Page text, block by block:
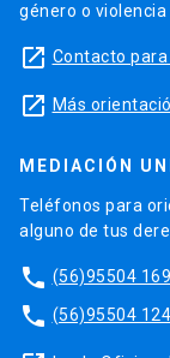
género o violencia
launch Contacto
launch Más
MEDIACIÓN
Teléfonos para
alguno de tus
phone (56)95504
phone (56)95504